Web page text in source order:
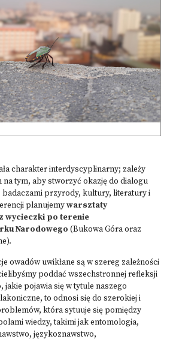
charakter interdyscyplinarny; zależy
tym, aby stworzyć okazję do dialogu
badaczami przyrody, kultury, literatury i
planujemywarsztaty
wycieczki po terenie
Narodowego (Bukowa Góra oraz
owadów uwikłane są w szereg zależności
poddać wszechstronnej refleksji
jakie pojawia się w tytule naszego
to odnosi się do szerokiej i
która sytuuje się pomiędzy
wiedzy, takimi jak entomologia,
językoznawstwo,